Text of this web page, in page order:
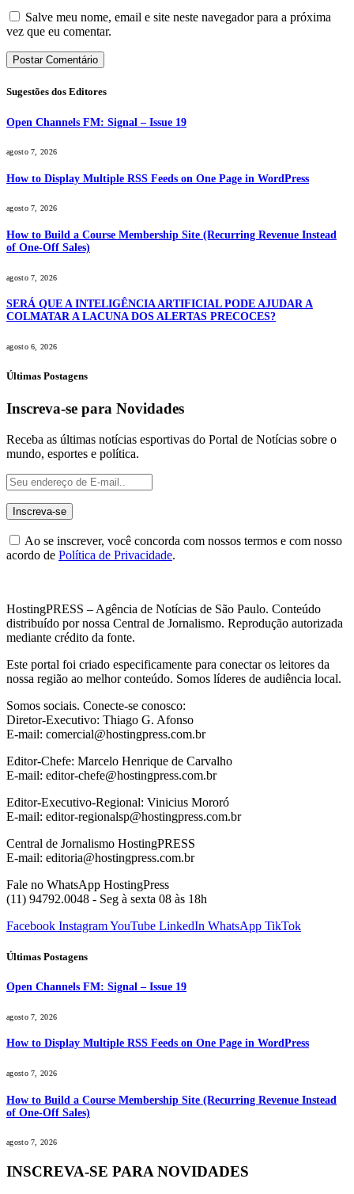
Salve meu nome, email e site neste navegador para a próxima
vez que eu comentar.
Sugestões dos Editores
Open Channels FM: Signal – Issue 19
agosto 7, 2026
How to Display Multiple RSS Feeds on One Page in WordPress
agosto 7, 2026
How to Build a Course Membership Site (Recurring Revenue Instead
of One-Off Sales)
agosto 7, 2026
SERÁ QUE A INTELIGÊNCIA ARTIFICIAL PODE AJUDAR A
COLMATAR A LACUNA DOS ALERTAS PRECOCES?
agosto 6, 2026
Últimas Postagens
Inscreva-se para Novidades
Receba as últimas notícias esportivas do Portal de Notícias sobre o
mundo, esportes e política.
Ao se inscrever, você concorda com nossos termos e com nosso
acordo de Política de Privacidade.
HostingPRESS – Agência de Notícias de São Paulo. Conteúdo
distribuído por nossa Central de Jornalismo. Reprodução autorizada
mediante crédito da fonte.
Este portal foi criado especificamente para conectar os leitores da
nossa região ao melhor conteúdo. Somos líderes de audiência local.
Somos sociais. Conecte-se conosco:
Diretor-Executivo: Thiago G. Afonso
E-mail: comercial@hostingpress.com.br
Editor-Chefe: Marcelo Henrique de Carvalho
E-mail: editor-chefe@hostingpress.com.br
Editor-Executivo-Regional: Vinicius Mororó
E-mail: editor-regionalsp@hostingpress.com.br
Central de Jornalismo HostingPRESS
E-mail: editoria@hostingpress.com.br
Fale no WhatsApp HostingPress
(11) 94792.0048 - Seg à sexta 08 às 18h
Facebook InstagramYouTube LinkedIn WhatsApp TikTok
Últimas Postagens
Open Channels FM: Signal – Issue 19
agosto 7, 2026
How to Display Multiple RSS Feeds on One Page in WordPress
agosto 7, 2026
How to Build a Course Membership Site (Recurring Revenue Instead
of One-Off Sales)
agosto 7, 2026
INSCREVA-SE PARA NOVIDADES